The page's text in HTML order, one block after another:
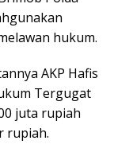
hukum.
AKP Hafis
Tergugat
juta rupiah
rupiah.